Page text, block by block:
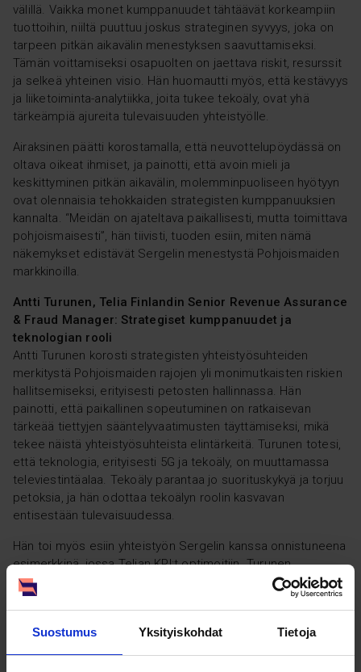
Suostumus Yksityiskohdat Tietoja
välillä. Vaikka monet kumppanuudet tähtäävät korkeampiin
tuottoihin, niiltä puuttuu joskus strateginen syvyys, joka on
tarpeen pitkän aikavälin menestyksen saavuttamiseksi.
Tämän voittamiseksi osapuolten on jaettava riskit, resurssit
ja selkeä yhteinen visio. Hän huomautti myös, että kestävyys
ja liiketoiminta-analytiikka, joita tukee tekoäly, ovat yhä
tärkeämpiä ajureita tulevaisuuden yhteistyölle.
Airaksinen päätti korostamalla, että neuvottelupöydässä on
oltava oikeat ihmiset, ja painotti, että avoin mieli ja
keskittyminen pitkän aikavälin, molemminpuoliseen hyötyyn
ovat olennaisia tehokkaiden strategisten kumppanuuksien
kannalta. “Meidän on ajateltava paikallisesti, mutta toimittava
pohjoismaisesti”, hän tiivisti, tuoden esiin, miten nämä
näkemykset edistävät Sergelin menestystä Pohjoismaiden
markkinoilla.
Antti Turunen, Telia Finlandin Senior Revenue Assurance
& Fraud Manager: Strategiset kumppanuudet ja
teknologian rooli
Antti Turunen korosti strategisten yhteistyösuhteiden
merkitystä Pohjoismaiden rajojen yli monimutkaisten riskien
hallitsemiseksi, erityisesti petosten hallinnassa. Hän
painotti, että paikallinen sopeutuminen on ratkaisevan
tärkeää tiettyjen sääntelyvaatimusten täyttämiseksi, mikä
tekee näistä yhteistyösuhteista elintärkeitä. Turunen totesi,
että teknologia, erityisesti 5G ja tekoäly, on muuttamassa
televiestintäalaa. Tekoäly parantaa jo suorituskykyä ja torjuu
petoksia, ja hän odottaa tekoälyn roolin kasvavan
entisestään tulevaisuudessa.
Hän toi myös esiin yhteistyön Sergelin kanssa onnistuneena
esimerkkinä, jossa Telian KPI:t optimoitiin. Turunen
huomautti, että Suomi omaksuu usein pragmaattisen mallin,
jossa sääntely joskus edeltää innovaatiota, mitä hän pitää
lisääntyvää yhteistyötä televiestintäyritysten, pankkien ja
sääntelyviranomaisten välillä turvallisuuden parantamiseksi